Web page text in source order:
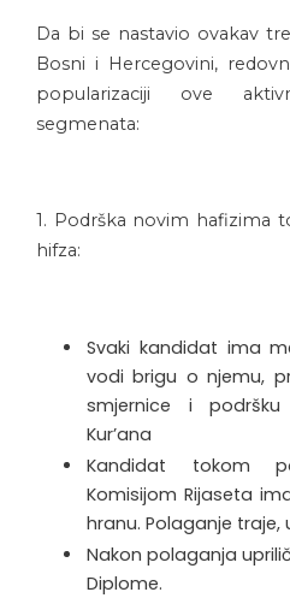
Da bi se nastavio ovakav
Bosni i Hercegovini,
popularizaciji ove
segmenata:
1. Podrška novim hafizima
hifza:
Svaki kandidat ima
vodi brigu o njemu,
smjernice i
Kur’ana
Kandidat tokom
Komisijom Rijaseta
hranu. Polaganje traje,
Nakon polaganja
Diplome.